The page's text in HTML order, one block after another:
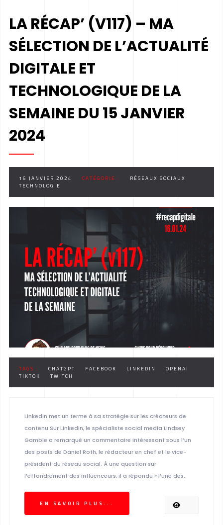
LA RÉCAP’ (V117) – MA
SÉLECTION DE L’ACTUALITÉ
DIGITALE ET
TECHNOLOGIQUE DE LA
SEMAINE DU 15 JANVIER
2024
16 JANVIER 2024 CATÉGORIE :
RÉSEAUX SOCIAUX
TECHNOLOGIE
TAGS : CHATGPT FACEBOOK LINKEDIN
OPENAI
TIKTOK
TWITCH
LinkedIn met un terme à sa stratégie sur les créateurs de
contenu Sur LinkedIn, le spécialiste social media Lindsey
Gamble a remarqué un commentaire intéressant sous l’un
des posts de Daniel Roth, le rédacteur en chef et le vice-
président du réseau social. À une question sur
l’effondrement des influenceurs, il a répondu « l’une des..
EN SAVOIR PLUS...